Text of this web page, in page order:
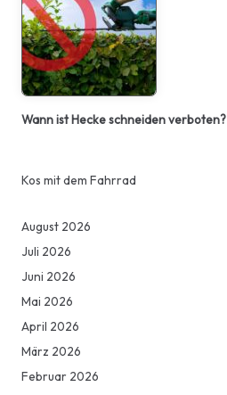
Wann ist Hecke schneiden verboten?
Kos mit dem Fahrrad
August 2026
Juli 2026
Juni 2026
Mai 2026
April 2026
März 2026
Februar 2026